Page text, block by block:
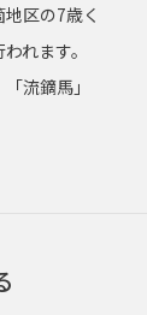
区の7歳く
れます。
流鏑馬」